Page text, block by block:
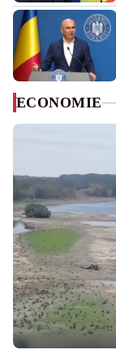
ECONOMIE